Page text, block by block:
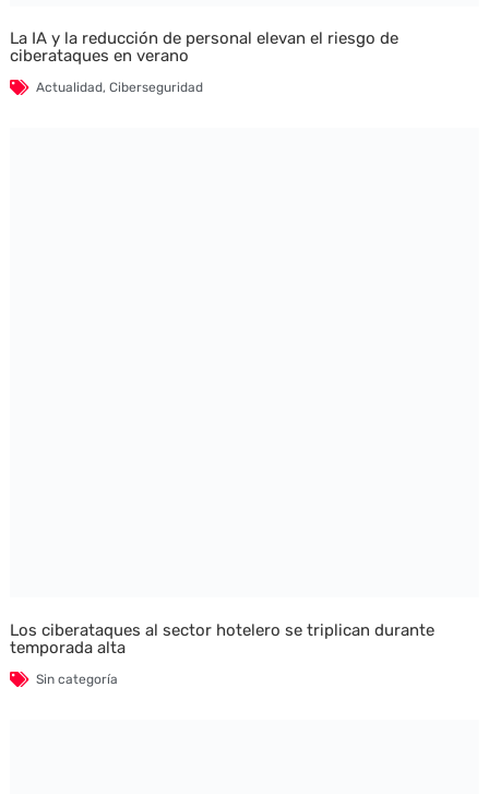
La IA y la reducción de personal elevan el riesgo de
ciberataques en verano
Actualidad, Ciberseguridad
Los ciberataques al sector hotelero se triplican durante
temporada alta
Sin categoría